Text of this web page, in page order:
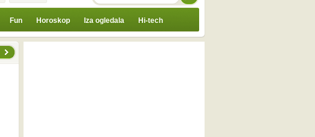
Fun Horoskop Iza ogledala Hi-tech